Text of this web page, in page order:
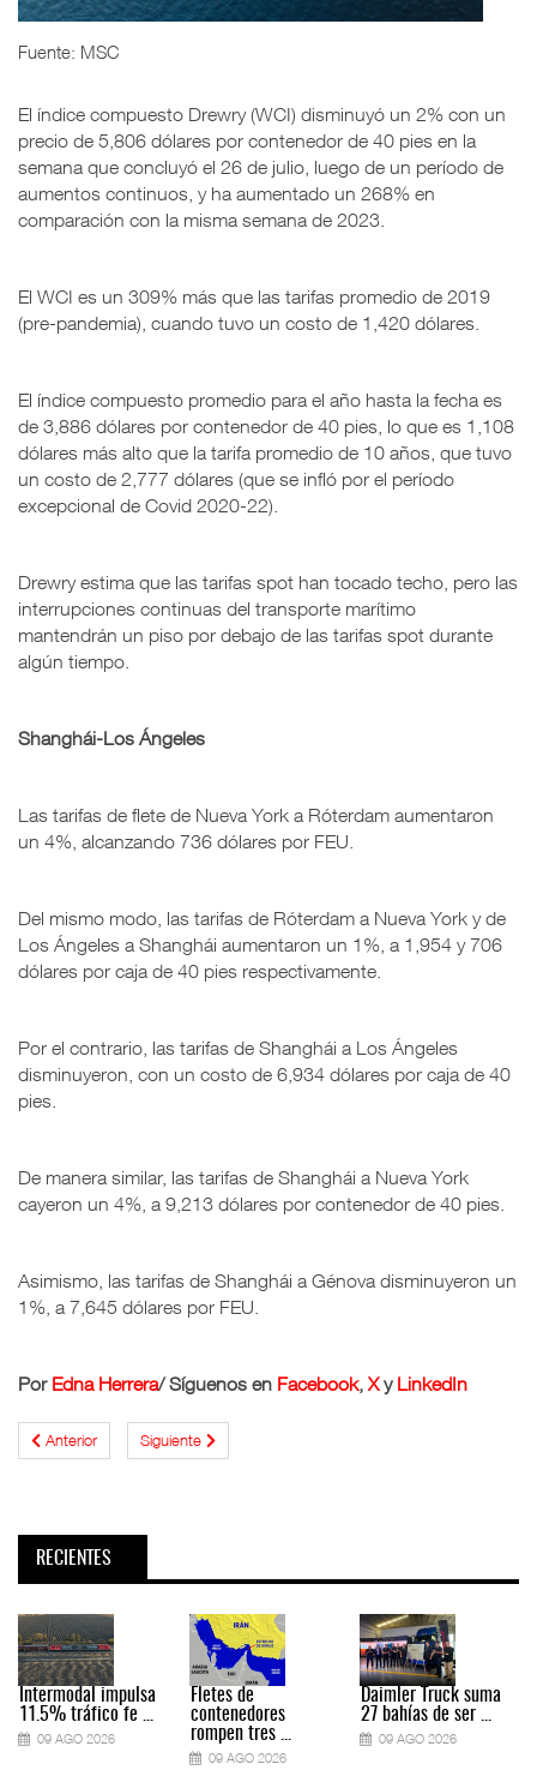
Fuente: MSC
El índice compuesto Drewry (WCI) disminuyó un 2% con un
precio de 5,806 dólares por contenedor de 40 pies en la
semana que concluyó el 26 de julio, luego de un período de
aumentos continuos, y ha aumentado un 268% en
comparación con la misma semana de 2023.
El WCI es un 309% más que las tarifas promedio de 2019
(pre-pandemia), cuando tuvo un costo de 1,420 dólares.
El índice compuesto promedio para el año hasta la fecha es
de 3,886 dólares por contenedor de 40 pies, lo que es 1,108
dólares más alto que la tarifa promedio de 10 años, que tuvo
un costo de 2,777 dólares (que se infló por el período
excepcional de Covid 2020-22).
Drewry estima que las tarifas spot han tocado techo, pero las
interrupciones continuas del transporte marítimo
mantendrán un piso por debajo de las tarifas spot durante
algún tiempo.
Shanghái-Los Ángeles
Las tarifas de flete de Nueva York a Róterdam aumentaron
un 4%, alcanzando 736 dólares por FEU.
Del mismo modo, las tarifas de Róterdam a Nueva York y de
Los Ángeles a Shanghái aumentaron un 1%, a 1,954 y 706
dólares por caja de 40 pies respectivamente.
Por el contrario, las tarifas de Shanghái a Los Ángeles
disminuyeron, con un costo de 6,934 dólares por caja de 40
pies.
De manera similar, las tarifas de Shanghái a Nueva York
cayeron un 4%, a 9,213 dólares por contenedor de 40 pies.
Asimismo, las tarifas de Shanghái a Génova disminuyeron un
1%, a 7,645 dólares por FEU.
Por Edna Herrera/ Síguenos en Facebook, Xy LinkedIn
Anterior Siguiente
RECIENTES
Intermodal impulsa
11.5% tráfico fe ...
09 AGO 2026
Fletes de
contenedores
rompen tres ...
09 AGO 2026
Daimler Truck suma
27 bahías de ser ...
09 AGO 2026